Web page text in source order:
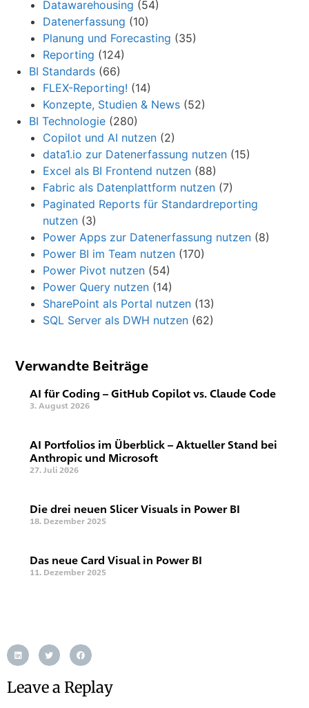
Datawarehousing (54)
Datenerfassung (10)
Planung und Forecasting (35)
Reporting (124)
BI Standards (66)
FLEX-Reporting! (14)
Konzepte, Studien & News (52)
BI Technologie (280)
Copilot und AI nutzen (2)
data1.io zur Datenerfassung nutzen (15)
Excel als BI Frontend nutzen (88)
Fabric als Datenplattform nutzen (7)
Paginated Reports für Standardreporting
nutzen (3)
Power Apps zur Datenerfassung nutzen (8)
Power BI im Team nutzen (170)
Power Pivot nutzen (54)
Power Query nutzen (14)
SharePoint als Portal nutzen (13)
SQL Server als DWH nutzen (62)
Verwandte Beiträge
AI für Coding – GitHub Copilot vs. Claude Code
3. August 2026
AI Portfolios im Überblick – Aktueller Stand bei
Anthropic und Microsoft
27. Juli 2026
Die drei neuen Slicer Visuals in Power BI
18. Dezember 2025
Das neue Card Visual in Power BI
11. Dezember 2025
Leave a Replay